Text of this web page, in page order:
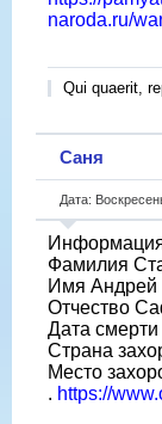
naroda.ru/
Qui quaerit,
Саня
Дата:
Информация
Фамилия
Имя Андрей
Отчество
Дата
Страна
Место
. https://